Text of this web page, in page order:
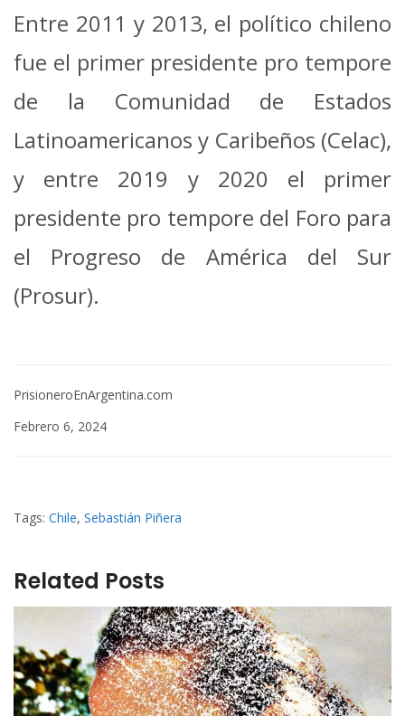
Entre 2011 y 2013, el político chileno
fue el primer presidente pro tempore
de la Comunidad de Estados
Latinoamericanos y Caribeños (Celac),
y entre 2019 y 2020 el primer
presidente pro tempore del Foro para
el Progreso de América del Sur
(Prosur).
PrisioneroEnArgentina.com
Febrero 6, 2024
Tags: Chile, Sebastián Piñera
Related Posts